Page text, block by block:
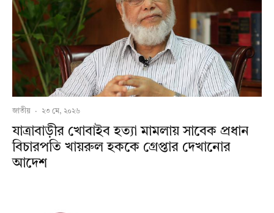
জাতীয় · ২৩ মে, ২০২৬
যাত্রাবাড়ীর খোবাইব হত্যা মামলায় সাবেক প্রধান
বিচারপতি খায়রুল হককে গ্রেপ্তার দেখানোর
আদেশ